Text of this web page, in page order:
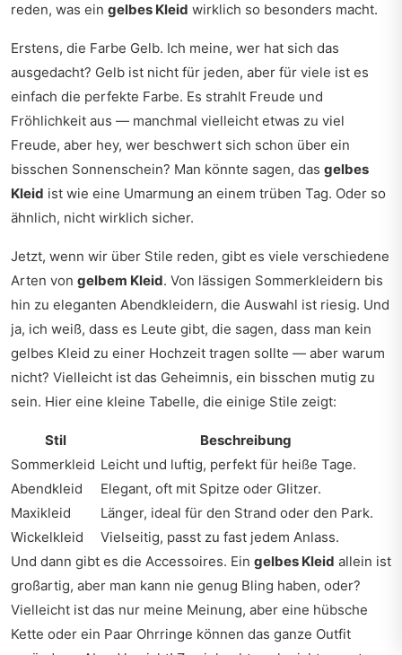
reden, was ein gelbes Kleid wirklich so besonders macht.
Erstens, die Farbe Gelb. Ich meine, wer hat sich das
ausgedacht? Gelb ist nicht für jeden, aber für viele ist es
einfach die perfekte Farbe. Es strahlt Freude und
Fröhlichkeit aus — manchmal vielleicht etwas zu viel
Freude, aber hey, wer beschwert sich schon über ein
bisschen Sonnenschein? Man könnte sagen, das gelbes
Kleid ist wie eine Umarmung an einem trüben Tag. Oder so
ähnlich, nicht wirklich sicher.
Jetzt, wenn wir über Stile reden, gibt es viele verschiedene
Arten von gelbem Kleid. Von lässigen Sommerkleidern bis
hin zu eleganten Abendkleidern, die Auswahl ist riesig. Und
ja, ich weiß, dass es Leute gibt, die sagen, dass man kein
gelbes Kleid zu einer Hochzeit tragen sollte — aber warum
nicht? Vielleicht ist das Geheimnis, ein bisschen mutig zu
sein. Hier eine kleine Tabelle, die einige Stile zeigt:
Stil
Beschreibung
Sommerkleid Leicht und luftig, perfekt für heiße Tage.
Abendkleid
Elegant, oft mit Spitze oder Glitzer.
Maxikleid
Länger, ideal für den Strand oder den Park.
Wickelkleid
Vielseitig, passt zu fast jedem Anlass.
Und dann gibt es die Accessoires. Ein gelbes Kleid allein ist
großartig, aber man kann nie genug Bling haben, oder?
Vielleicht ist das nur meine Meinung, aber eine hübsche
Kette oder ein Paar Ohrringe können das ganze Outfit